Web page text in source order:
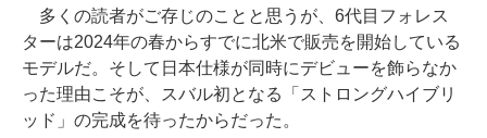
多くの読者がご存じのことと思うが、6代目フォレス
ターは2024年の春からすでに北米で販売を開始している
モデルだ。そして日本仕様が同時にデビューを飾らなか
った理由こそが、スバル初となる「ストロングハイブリ
ッド」の完成を待ったからだった。